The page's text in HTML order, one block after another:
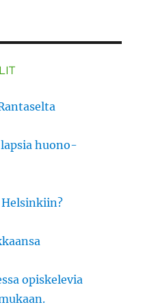
huono-
opiskelevia